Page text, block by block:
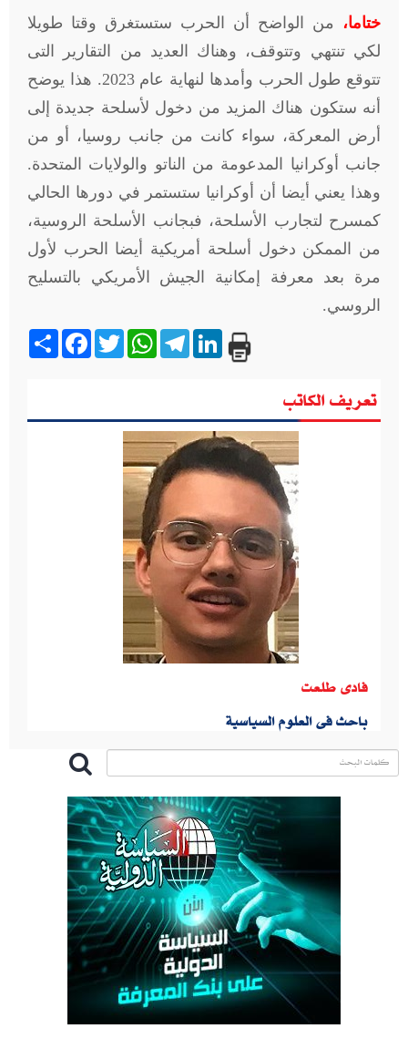
ختاما، من الواضح أن الحرب ستستغرق وقتا طويلا
لكي تنتهي وتتوقف، وهناك العديد من التقارير التى
تتوقع طول الحرب وأمدها لنهاية عام 2023. هذا يوضح
أنه ستكون هناك المزيد من دخول لأسلحة جديدة إلى
أرض المعركة، سواء كانت من جانب روسيا، أو من
جانب أوكرانيا المدعومة من الناتو والولايات المتحدة.
وهذا يعني أيضا أن أوكرانيا ستستمر في دورها الحالي
كمسرح لتجارب الأسلحة، فبجانب الأسلحة الروسية،
من الممكن دخول أسلحة أمريكية أيضا الحرب لأول
مرة بعد معرفة إمكانية الجيش الأمريكي بالتسليح
الروسي.
Share
FacebookTwitter
WhatsApp
Telegram
LinkedIn
تعريف الكاتب
فادى طلعت
باحث فى العلوم السياسية